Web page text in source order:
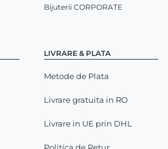
LIVRARE & PLATA
Metode de Plata
Livrare gratuita in RO
Livrare in UE prin DHL
Bijuterii CORPORATE